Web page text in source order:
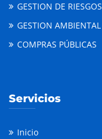
GESTION DE RIESGOS
GESTION AMBIENTAL
COMPRAS PÚBLICAS
Servicios
Inicio